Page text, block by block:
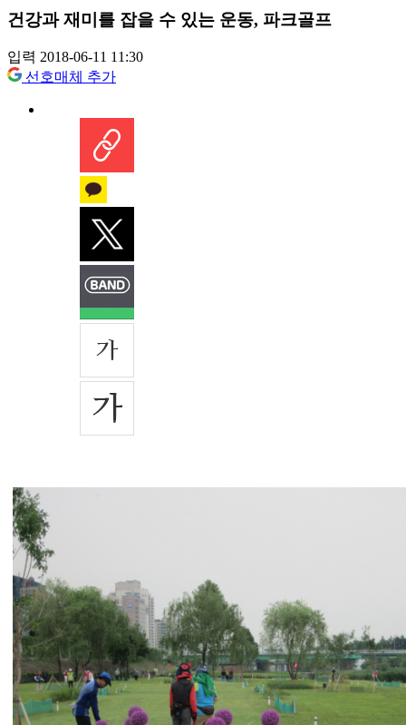
건강과 재미를 잡을 수 있는 운동, 파크골프
입력 2018-06-11 11:30
선호매체 추가